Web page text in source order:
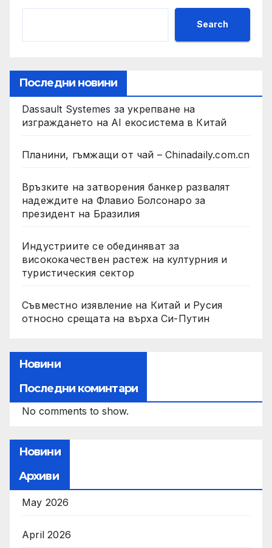
Search
Последни новини
Dassault Systemes за укрепване на
изграждането на AI екосистема в Китай
Планини, гъмжащи от чай – Chinadaily.com.cn
Връзките на затворения банкер развалят
надеждите на Флавио Болсонаро за
президент на Бразилия
Индустриите се обединяват за
висококачествен растеж на културния и
туристическия сектор
Съвместно изявление на Китай и Русия
относно срещата на върха Си-Путин
Новини
Последни коминтари
No comments to show.
Новини
Архиви
May 2026
April 2026